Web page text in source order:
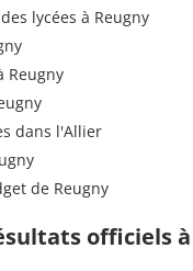
lycées à Reugny
Reugny
dans l'Allier
de Reugny
officiels